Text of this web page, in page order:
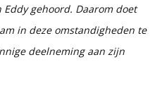
gehoord. Daarom doet
in deze omstandigheden te
deelneming aan zijn